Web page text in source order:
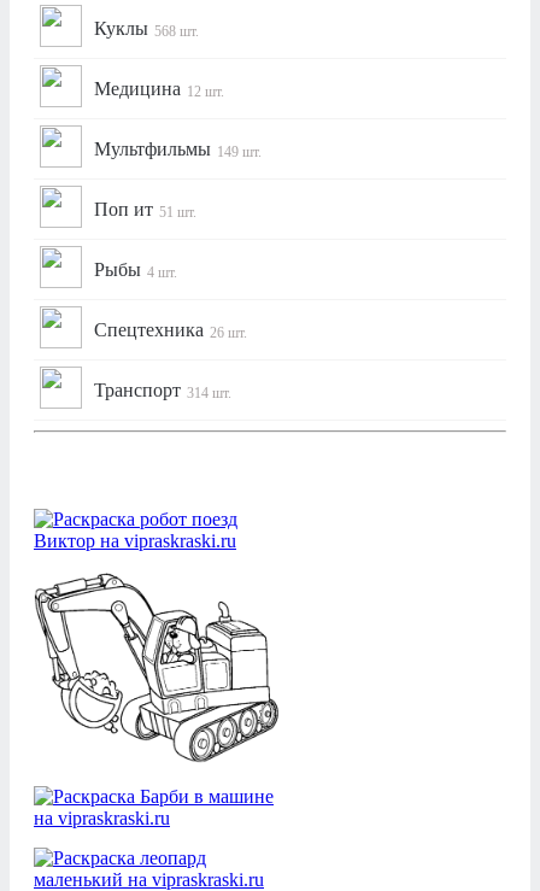
Куклы 568 шт.
Медицина 12 шт.
Мультфильмы 149 шт.
Поп ит 51 шт.
Рыбы 4 шт.
Спецтехника 26 шт.
Транспорт 314 шт.